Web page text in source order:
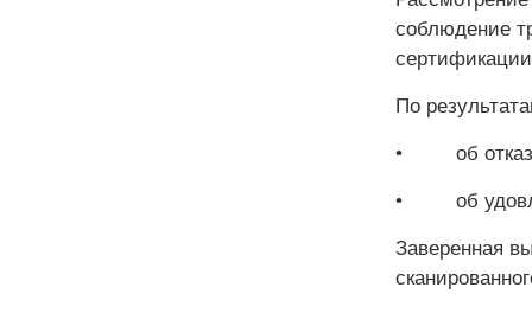
соблюдение
По
• об отказе
• об
Заверенная